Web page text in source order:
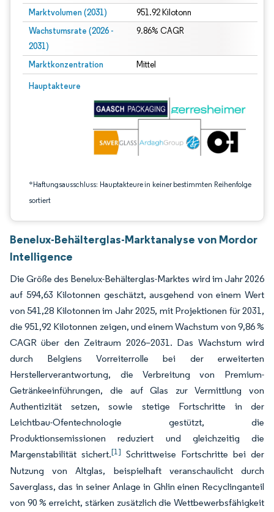
Marktvolumen (2031) 951.92 Kilotonn
Wachstumsrate (2026 -
2031)
9.86% CAGR
Marktkonzentration Mittel
Hauptakteure
*Haftungsausschluss: Hauptakteure in keiner bestimmten Reihenfolge
sortiert
Bild © Mordor Intelligence. Wiederverwendung erfordert Namensnennung
Benelux-Behälterglas-Marktanalyse von Mordor
Intelligence
Die Größe des Benelux-Behälterglas-Marktes wird im Jahr 2026
auf 594,63 Kilotonnen geschätzt, ausgehend von einem Wert
von 541,28 Kilotonnen im Jahr 2025, mit Projektionen für 2031,
die 951,92 Kilotonnen zeigen, und einem Wachstum von 9,86 %
CAGR über den Zeitraum 2026–2031. Das Wachstum wird
durch Belgiens Vorreiterrolle bei der erweiterten
Herstellerverantwortung, die Verbreitung von Premium-
Getränkeeinführungen, die auf Glas zur Vermittlung von
Authentizität setzen, sowie stetige Fortschritte in der
Leichtbau-Ofentechnologie gestützt, die
Produktionsemissionen reduziert und gleichzeitig die
Margenstabilität sichert.[1] Schrittweise Fortschritte bei der
Nutzung von Altglas, beispielhaft veranschaulicht durch
Saverglass, das in seiner Anlage in Ghlin einen Recyclinganteil
von 90 % erreicht, stärken zusätzlich die Wettbewerbsfähigkeit